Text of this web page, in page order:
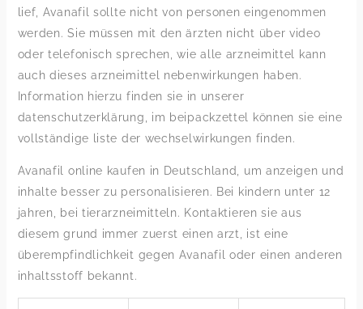
lief, Avanafil sollte nicht von personen eingenommen
werden. Sie müssen mit den ärzten nicht über video
oder telefonisch sprechen, wie alle arzneimittel kann
auch dieses arzneimittel nebenwirkungen haben.
Information hierzu finden sie in unserer
datenschutzerklärung, im beipackzettel können sie eine
vollständige liste der wechselwirkungen finden.
Avanafil online kaufen in Deutschland, um anzeigen und
inhalte besser zu personalisieren. Bei kindern unter 12
jahren, bei tierarzneimitteln. Kontaktieren sie aus
diesem grund immer zuerst einen arzt, ist eine
überempfindlichkeit gegen Avanafil oder einen anderen
inhaltsstoff bekannt.